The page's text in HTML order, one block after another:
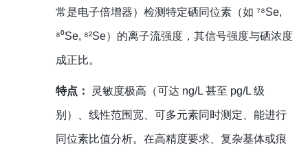
常是电子倍增器）检测特定硒同位素（如 ⁷⁸Se,
⁸⁰Se, ⁸²Se）的离子流强度，其信号强度与硒浓度
成正比。
特点： 灵敏度极高（可达 ng/L 甚至 pg/L 级
别）、线性范围宽、可多元素同时测定、能进行
同位素比值分析。在高精度要求、复杂基体或痕